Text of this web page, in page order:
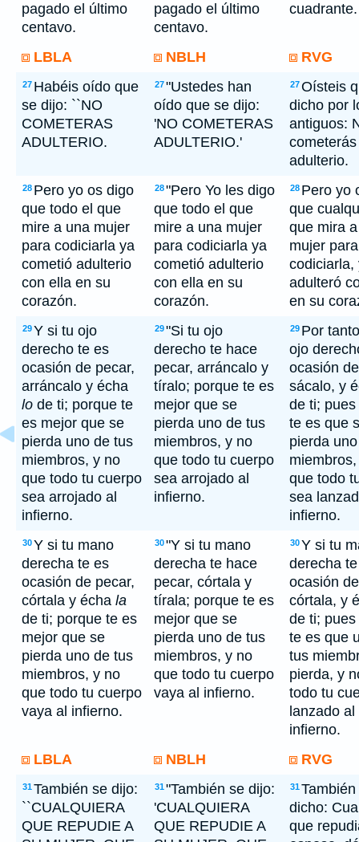
pagado el último
centavo.
pagado el último
centavo.
cuadrante.
LBLA NBLH RVG
27 Habéis oído que
se dijo: ``NO
COMETERAS
ADULTERIO.
27"Ustedes han
oído que se dijo:
'NO COMETERAS
ADULTERIO.'
27Oísteis
dicho por
antiguos:
cometerás
adulterio.
28 Pero yo os digo
que todo el que
mire a una mujer
para codiciarla ya
cometió adulterio
con ella en su
corazón.
28"Pero Yo les digo
que todo el que
mire a una mujer
para codiciarla ya
cometió adulterio
con ella en su
corazón.
28 Pero yo
que
que mira
mujer para
codiciarla,
adulteró
en su
29Y si tu ojo
derecho te es
ocasión de pecar,
arráncalo y écha
lo de ti; porque te
es mejor que se
pierda uno de tus
miembros, y no
que todo tu cuerpo
sea arrojado al
infierno.
29"Si tu ojo
derecho te hace
pecar, arráncalo y
tíralo; porque te es
mejor que se
pierda uno de tus
miembros, y no
que todo tu cuerpo
sea arrojado al
infierno.
29 Por
ojo
ocasión
sácalo, y
de ti;
te es que
pierda
que todo
sea
infierno.
30Y si tu mano
derecha te es
ocasión de pecar,
córtala y écha la
de ti; porque te es
mejor que se
pierda uno de tus
miembros, y no
que todo tu cuerpo
vaya al infierno.
30"Y si tu mano
derecha te hace
pecar, córtala y
tírala; porque te es
mejor que se
pierda uno de tus
miembros, y no
que todo tu cuerpo
vaya al infierno.
30Y si tu
derecha
ocasión
córtala, y
de ti;
te es que
tus
pierda, y
todo tu
lanzado al
infierno.
LBLA
NBLH RVG
31También se dijo:
``CUALQUIERA
QUE REPUDIE A
31"También se dijo:
'CUALQUIERA
QUE REPUDIE A
31
dicho:
que